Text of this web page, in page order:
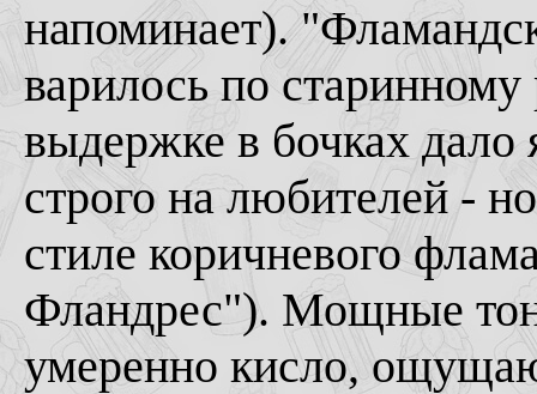
напоминает).
варилось по
выдержке в бочках
строго на любителей -
стиле коричневого
Фландрес"). Мощные
умеренно кисло,